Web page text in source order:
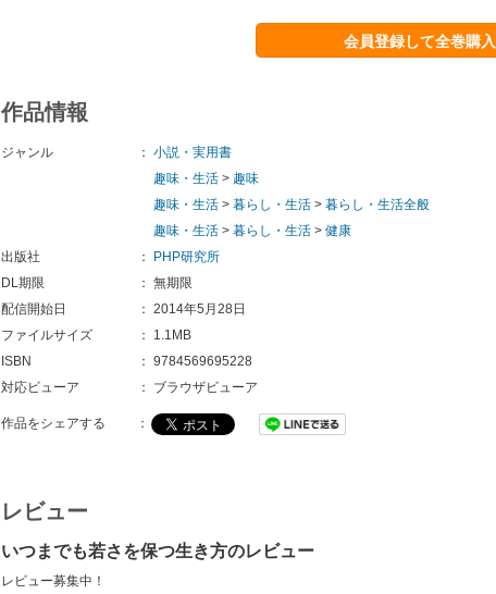
会員登録して全巻購入
作品情報
ジャンル ： 小説・実用書
趣味・生活 > 趣味
趣味・生活 > 暮らし・生活 > 暮らし・生活全般
趣味・生活 > 暮らし・生活 > 健康
出版社
：
PHP研究所
DL期限
： 無期限
配信開始日
： 2014年5月28日
ファイルサイズ
：
1.1MB
ISBN
： 9784569695228
対応ビューア
： ブラウザビューア
作品をシェアする ：
レビュー
いつまでも若さを保つ生き方のレビュー
レビュー募集中！